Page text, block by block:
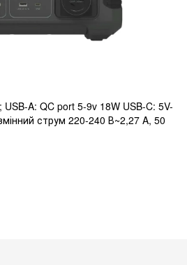
A: QC port 5-9v 18W USB-C: 5V-
струм 220-240 В~2,27 A, 50